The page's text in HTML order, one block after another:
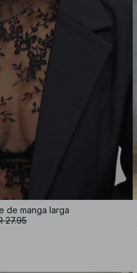
de manga larga
27.95